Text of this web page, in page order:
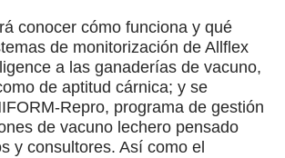
conocer cómo funciona y qué
de monitorización de Allflex
a las ganaderías de vacuno,
de aptitud cárnica; y se
Repro, programa de gestión
de vacuno lechero pensado
y consultores. Así como el